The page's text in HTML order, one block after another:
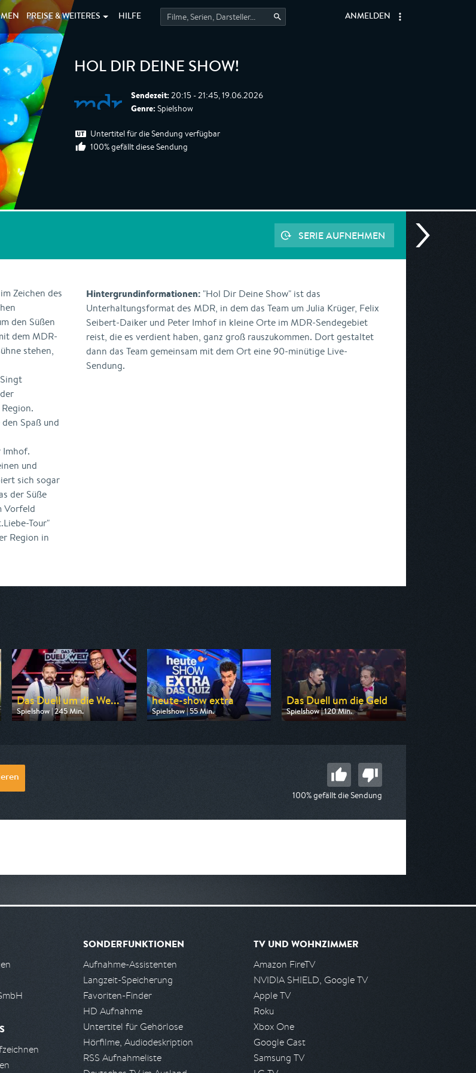
PREISE &WEITERES HILFE ANMELDEN
HOL DIR DEINE SHOW!
Sendezeit: 20:15 - 21:45, 19.06.2026
Genre: Spielshow
Untertitel für die Sendung verfügbar
100% gefällt diese Sendung
SERIE AUFNEHMEN
Zeichen des
den Süßen
dem MDR-
stehen,
Spaß und
Imhof.
und
sich sogar
der Süße
Vorfeld
Tour"
Region in
Hintergrundinformationen: "Hol Dir Deine Show" ist das
Unterhaltungsformat des MDR, in dem das Team um Julia Krüger, Felix
Seibert-Daiker und Peter Imhof in kleine Orte im MDR-Sendegebiet
reist, die es verdient haben, ganz groß rauszukommen. Dort gestaltet
dann das Team gemeinsam mit dem Ort eine 90-minütige Live-
Sendung.
Das Duell um die We...
Spielshow | 245 Min.
Ausgestrahlt von Pro 7
heute-show extra
Spielshow | 55 Min.
Ausgestrahlt von ZDF neo
Das Duell um die Geld
Spielshow | 120 Min.
Ausgestrahlt von Pro 7
100% gefällt die Sendung
SONDERFUNKTIONEN
Aufnahme-Assistenten
Langzeit-Speicherung
Favoriten-Finder
HD Aufnahme
Untertitel für Gehörlose
Hörfilme, Audiodeskription
RSS Aufnahmeliste
TV UND WOHNZIMMER
Amazon FireTV
NVIDIA SHIELD, Google TV
Apple TV
Roku
Xbox One
Google Cast
Samsung TV